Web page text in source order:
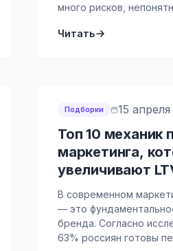
много рисков,
В российском
спросить ИИ, какие
Читать
Подборки 15
Топ 10 механик
маркетинга,
увеличивают
клиента):
руководство
который не
прибыль в 2026
В современном
— это
бренда. Согласно
63% россиян готовы